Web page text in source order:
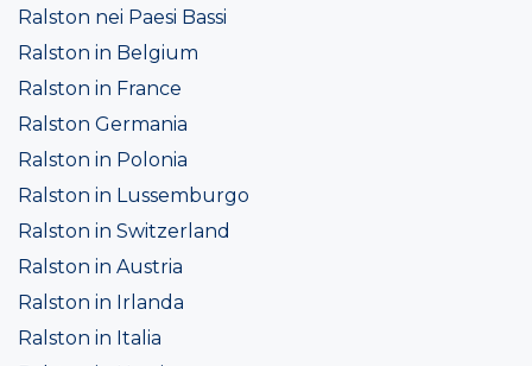
Ralston nei Paesi Bassi
Ralston in Belgium
Ralston in France
Ralston Germania
Ralston in Polonia
Ralston in Lussemburgo
Ralston in Switzerland
Ralston in Austria
Ralston in Irlanda
Ralston in Italia